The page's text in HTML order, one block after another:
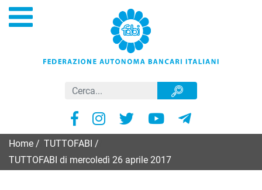
Home TUTTOFABI
TUTTOFABI di mercoledì 26 aprile 2017